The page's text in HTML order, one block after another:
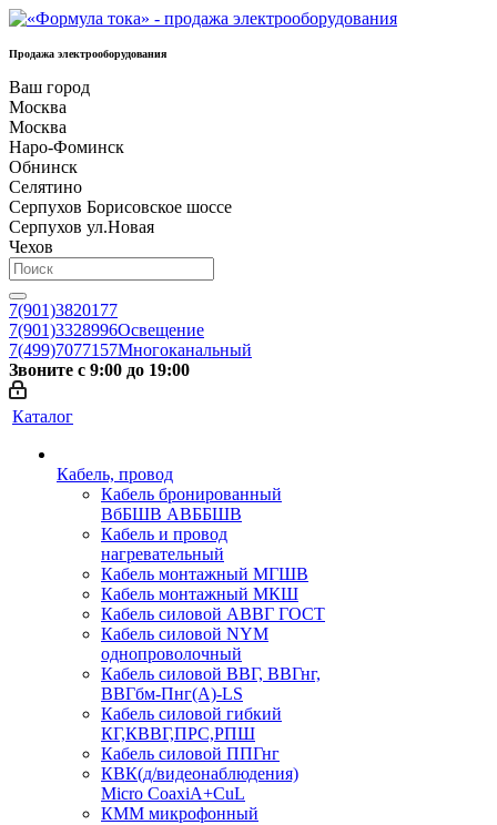
Продажа электрооборудования
Ваш город
Москва
Москва
Наро-Фоминск
Обнинск
Селятино
Серпухов Борисовское шоссе
Серпухов ул.Новая
Чехов
7(901)3820177
7(901)3328996Освещение
7(499)7077157Многоканальный
Звоните с 9:00 до 19:00
Каталог
Кабель, провод
Кабель бронированный
ВбБШВ АВББШВ
Кабель и провод
нагревательный
Кабель монтажный МГШВ
Кабель монтажный МКШ
Кабель силовой АВВГ ГОСТ
Кабель силовой NYM
однопроволочный
Кабель силовой ВВГ, ВВГнг,
ВВГбм-Пнг(А)-LS
Кабель силовой гибкий
КГ,КВВГ,ПРС,РПШ
Кабель силовой ППГнг
КВК(д/видеонаблюдения)
Micro CoaxiA+CuL
КММ микрофонный